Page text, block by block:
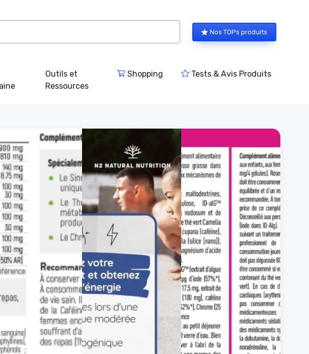
Nos TOPs produits
Outils et
Ressources
Shopping Tests & Avis Produits